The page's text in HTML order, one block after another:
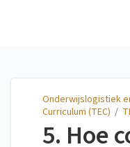
Onderwijslogistiek
Curriculum (TEC) /
5. Hoe